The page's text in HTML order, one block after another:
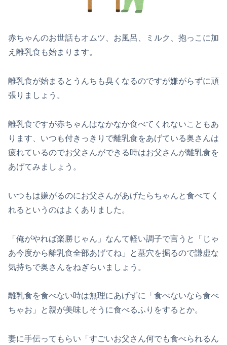
赤ちゃんのお世話もオムツ、お風呂、ミルク、抱っこに加
え離乳食も始まります。
離乳食が始まるとうんちも臭くなるのですが嫌がらずに頑
張りましょう。
離乳食ですが赤ちゃんはなかなか食べてくれないこともあ
ります、いつも付きっきりで離乳食をあげている奥さんは
疲れているのでお父さんができる時はお父さんが離乳食を
あげてみましょう。
いつもは嫌がるのにお父さんがあげたらちゃんと食べてく
れるというのはよくありました。
「俺がやれば楽勝じゃん」なんて軽い調子で言うと「じゃ
あ今度から離乳食全部あげてね」と墓穴を掘るので謙虚な
気持ちで奥さんをねぎらいましょう。
離乳食を食べない時は無理にあげずに「食べないなら食べ
ちゃお」と親が美味しそうに食べるふりをするとか。
妻に手伝ってもらい「すごいお父さん何でも食べられるん